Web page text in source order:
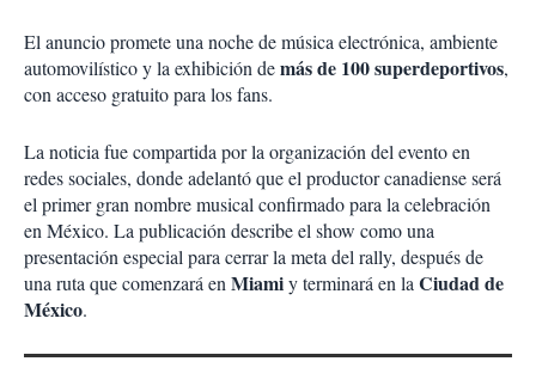
El anuncio promete una noche de música electrónica, ambiente
automovilístico y la exhibición demás de 100 superdeportivos,
con acceso gratuito para los fans.
La noticia fue compartida por la organización del evento en
redes sociales, donde adelantó que el productor canadiense será
el primer gran nombre musical confirmado para la celebración
en México. La publicación describe el show como una
presentación especial para cerrar la meta del rally, después de
una ruta que comenzará enMiamiy terminará en laCiudad de
México.